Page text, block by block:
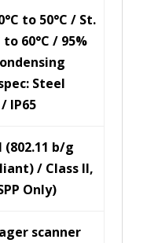
to 50°C / St.
to 60°C / 95%
Steel
IP65
(802.11 b/g
/ Class Il,
Only)
scanner